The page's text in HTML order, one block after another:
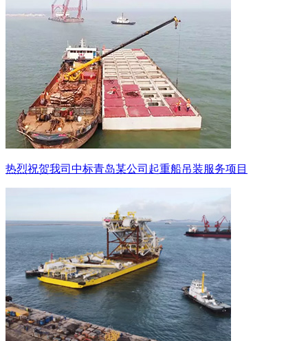
热烈祝贺我司中标青岛某公司起重船吊装服务项目